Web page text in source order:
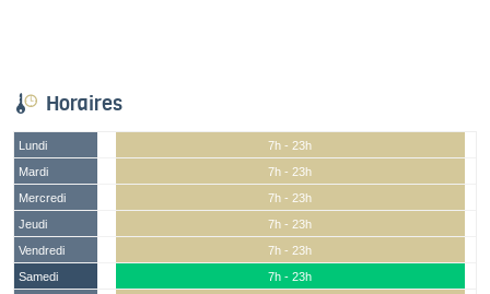
Horaires
Lundi
7h - 23h
Mardi
7h - 23h
Mercredi
7h - 23h
Jeudi
7h - 23h
Vendredi
7h - 23h
Samedi
7h - 23h